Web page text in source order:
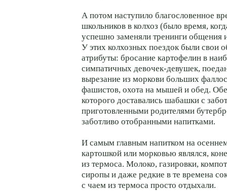
А потом наступило благословенное
школьников в колхоз (было время,
успешно заменяли тренинги общения
У этих колхозных поездок были свои
атрибуты: бросание картофелин в
симпатичных девочек-девушек,
вырезание из моркови больших
фашистов, охота на мышей и обед.
которого доставались шабашки с
приготовленными родителями
заботливо отобранными напитками.
И самым главным напитком на
картошкой или морковью являлся,
из термоса. Молоко, газировки,
сиропы и даже редкие в те времена
с чаем из термоса просто отдыхали.